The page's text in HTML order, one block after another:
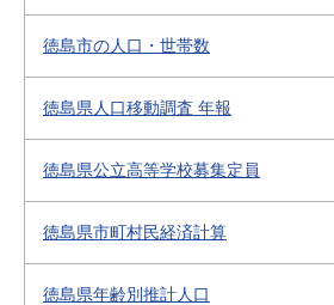
徳島市の人口・世帯数
徳島県人口移動調査 年報
徳島県公立高等学校募集定員
徳島県市町村民経済計算
徳島県年齢別推計人口